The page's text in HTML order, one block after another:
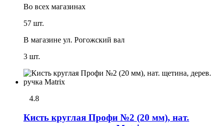
Во всех магазинах
57 шт.
В магазине ул. Рогожский вал
3 шт.
4.8
Кисть круглая Профи №2 (20 мм), нат.